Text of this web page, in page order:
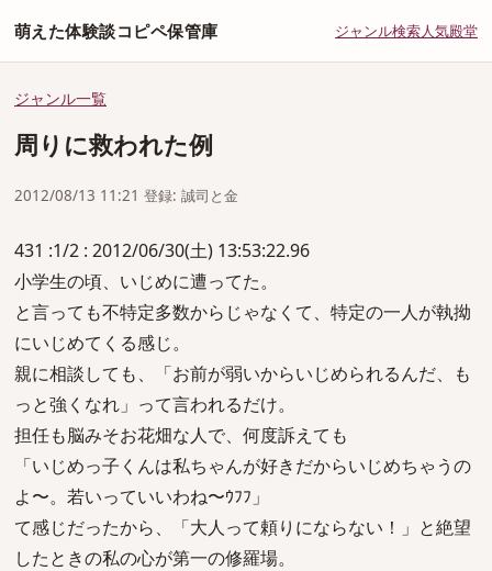
萌えた体験談コピペ保管庫 ジャンル検索人気殿堂
ジャンル一覧
周りに救われた例
2012/08/13 11:21 登録: 誠司と金
431 :1/2 : 2012/06/30(土) 13:53:22.96
小学生の頃、いじめに遭ってた。
と言っても不特定多数からじゃなくて、特定の一人が執拗
にいじめてくる感じ。
親に相談しても、「お前が弱いからいじめられるんだ、も
っと強くなれ」って言われるだけ。
担任も脳みそお花畑な人で、何度訴えても
「いじめっ子くんは私ちゃんが好きだからいじめちゃうの
よ〜。若いっていいわね〜ｳﾌﾌ」
て感じだったから、「大人って頼りにならない！」と絶望
したときの私の心が第一の修羅場。